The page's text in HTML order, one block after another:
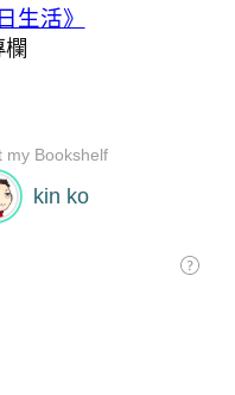
生活》
欄